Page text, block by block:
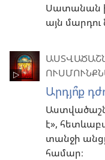
Սատանան
այն մարդու
Արդյո՞ք
է»,
տանջի
համար։